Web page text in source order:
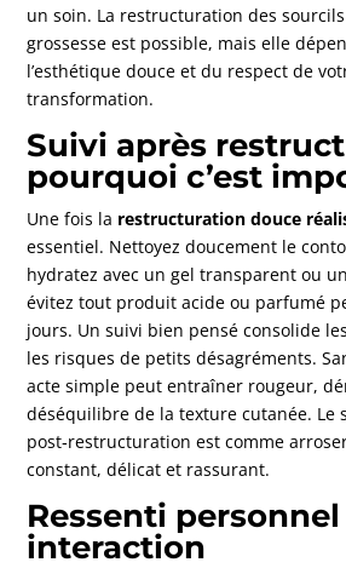
un soin. La restructuration des
grossesse est possible, mais elle
l’esthétique douce et du respect de
transformation.
Suivi après
pourquoi c’est
Une fois la restructuration douce
essentiel. Nettoyez doucement le
hydratez avec un gel transparent ou
évitez tout produit acide ou parfumé
jours. Un suivi bien pensé consolide
les risques de petits désagréments.
acte simple peut entraîner rougeur,
déséquilibre de la texture cutanée. Le
post‑restructuration est comme
constant, délicat et rassurant.
Ressenti
interaction